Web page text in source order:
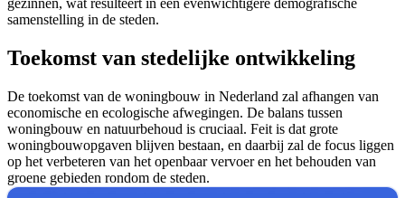
gezinnen, wat resulteert in een evenwichtigere demografische
samenstelling in de steden.
Toekomst van stedelijke ontwikkeling
De toekomst van de woningbouw in Nederland zal afhangen van
economische en ecologische afwegingen. De balans tussen
woningbouw en natuurbehoud is cruciaal. Feit is dat grote
woningbouwopgaven blijven bestaan, en daarbij zal de focus liggen
op het verbeteren van het openbaar vervoer en het behouden van
groene gebieden rondom de steden.